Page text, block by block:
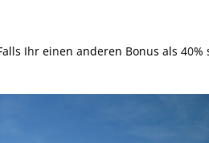
Ihr einen anderen Bonus als